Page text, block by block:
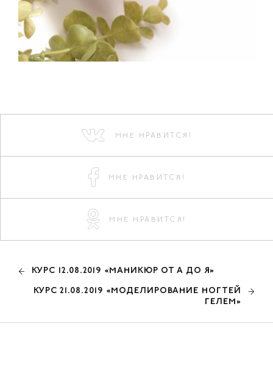
МНЕ НРАВИТСЯ!
МНЕ НРАВИТСЯ!
МНЕ НРАВИТСЯ!
КУРС 12.08.2019 «МАНИКЮР ОТ А ДО Я»
КУРС 21.08.2019 «МОДЕЛИРОВАНИЕ НОГТЕЙ
ГЕЛЕМ»